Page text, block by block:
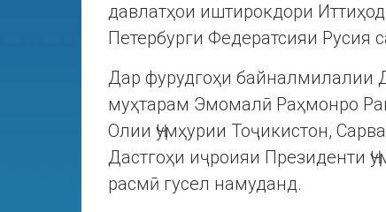
давлатҳои иштирокдори
Петербурги Федератсияи Русия
Дар фурудгоҳи байналмилалии
муҳтарам Эмомалӣ Раҳмонро
Олии Ҷумҳурии Тоҷикистон,
Дастгоҳи иҷроияи Президенти
расмӣ гусел намуданд.